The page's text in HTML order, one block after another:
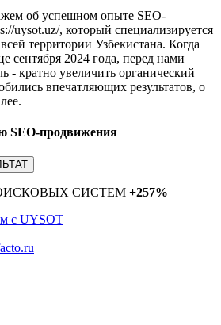
об успешном опыте SEO-
uysot.uz/, который специализируется
территории Узбекистана. Когда
сентября 2024 года, перед нами
- кратно увеличить органический
впечатляющих результатов, о
SEO-продвижения
СИСТЕМ +257%